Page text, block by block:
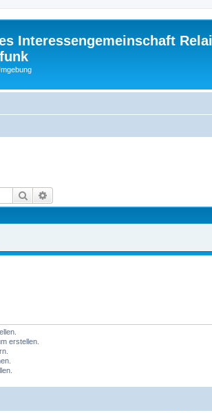
Interessengemeinschaft
Suche
erstellen.